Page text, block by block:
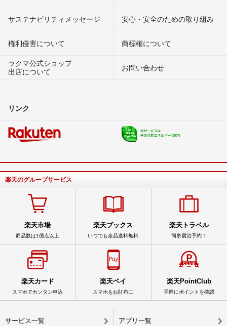
サステナビリティメッセージ 安心・安全のための取り組み
権利侵害について
商標権について
ラクマ公式ショップ
出店について
お問い合わせ
リンク
楽天のグループサービス
楽天市場
商品数は1億点以上
楽天ブックス
いつでも全品送料無料
楽天トラベル
簡単宿泊予約！
楽天カード
スマホでカンタン申込
楽天ペイ
スマホをお財布に
楽天PointClub
手軽にポイントを確認
サービス一覧 アプリ一覧